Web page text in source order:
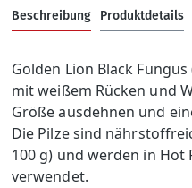
Beschreibung Produktdetails
Golden Lion Black
mit weißem Rücken und
Größe ausdehnen und
Die Pilze sind
100 g) und werden in Hot
verwendet.